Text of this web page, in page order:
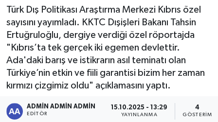
Türk Dış Politikası Araştırma Merkezi Kıbrıs özel
sayısını yayımladı. KKTC Dışişleri Bakanı Tahsin
Ertuğruloğlu, dergiye verdiği özel röportajda
"Kıbrıs’ta tek gerçek iki egemen devlettir.
Ada'daki barış ve istikrarın asıl teminatı olan
Türkiye’nin etkin ve fiili garantisi bizim her zaman
kırmızı çizgimiz oldu" açıklamasını yaptı.
ADMİN ADMİN ADMİN
EDITÖR
15.10.2025 - 13:29
YAYINLANMA
4
GÖSTERIM
Gündem
Magazin
Sağlık